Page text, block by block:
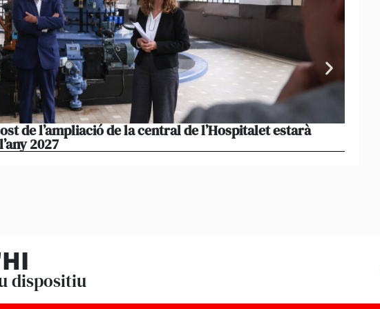
de l’ampliació de la central de l’Hospitalet estarà
2027
dispositiu